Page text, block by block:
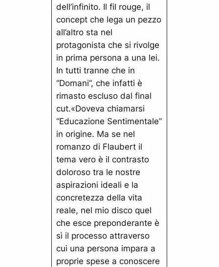
dell’infinito. Il fil rouge, il
concept che lega un pezzo
all’altro sta nel
protagonista che si rivolge
in prima persona a una lei.
In tutti tranne che in
“Domani”, che infatti è
rimasto escluso dal final
cut.«Doveva chiamarsi
“Educazione Sentimentale”
in origine. Ma se nel
romanzo di Flaubert il
tema vero è il contrasto
doloroso tra le nostre
aspirazioni ideali e la
concretezza della vita
reale, nel mio disco quel
che esce preponderante è
sì il processo attraverso
cui una persona impara a
proprie spese a conoscere